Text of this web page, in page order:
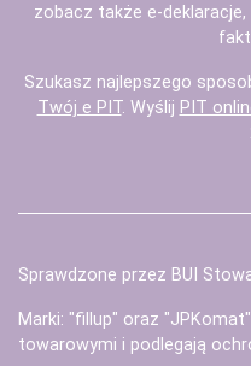
zobacz także e-deklaracje,
Szukasz najlepszego
Twój e PIT. Wyślij PIT
Sprawdzone przez BUI
Marki: "fillup" oraz
towarowymi i podlegają